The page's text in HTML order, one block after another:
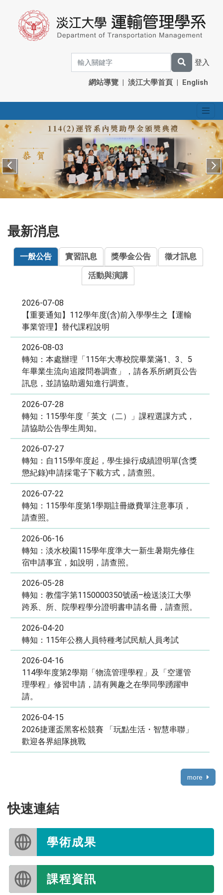
登入
網站導覽 | 淡江大學首頁 | English
最新消息
一般公告 實習訊息 獎學金公告
徵才訊息
活動與演講
2026-07-08
【重要通知】112學年度(含)前入學學生之【運輸
事業管理】替代課程說明
2026-08-03
轉知：本處辦理「115年大專校院畢業滿1、3、5
年畢業生流向追蹤問卷調查」，請各系所網頁公告
訊息，並請協助週知進行調查。
2026-07-28
轉知：115學年度「英文（二）」課程選課方式，
請協助公告學生周知。
2026-07-27
轉知：自115學年度起，學生操行成績證明單(含獎
懲紀錄)申請採電子下載方式，請查照。
2026-07-22
轉知：115學年度第1學期註冊繳費單注意事項，
請查照。
2026-06-16
轉知：淡水校園115學年度準大一新生暑期先修住
宿申請事宜，如說明，請查照。
2026-05-28
轉知：教儒字第1150000350號函–檢送淡江大學
跨系、所、院學程學分證明書申請名冊，請查照。
2026-04-20
轉知：115年公務人員特種考試民航人員考試
2026-04-16
114學年度第2學期「物流管理學程」及「空運管
理學程」修習申請，請有興趣之在學同學踴躍申
請。
2026-04-15
2026捷運盃黑客松競賽 「玩點生活・智慧串聯」
歡迎各界組隊挑戰
more
快速連結
學術成果
課程資訊